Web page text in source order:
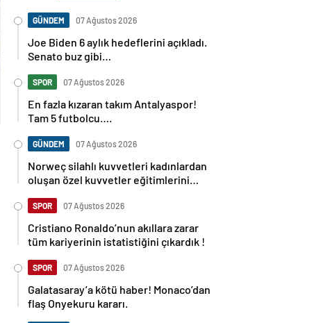
GÜNDEM 07 Ağustos 2026
Joe Biden 6 aylık hedeflerini açıkladı.
Senato buz gibi…
SPOR 07 Ağustos 2026
En fazla kızaran takım Antalyaspor!
Tam 5 futbolcu….
GÜNDEM 07 Ağustos 2026
Norweç silahlı kuvvetleri kadınlardan
oluşan özel kuvvetler eğitimlerini
SPOR 07 Ağustos 2026
Cristiano Ronaldo’nun akıllara zarar
tüm kariyerinin istatistiğini çıkardık !
SPOR 07 Ağustos 2026
Galatasaray’a kötü haber! Monaco’dan
flaş Onyekuru kararı.